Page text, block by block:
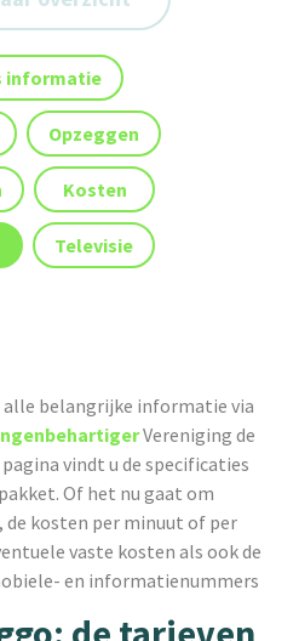
informatie
Opzeggen
Kosten
Televisie
alle belangrijke informatie via
Vereniging de
vindt u de specificaties
Of het nu gaat om
kosten per minuut of per
vaste kosten als ook de
en informatienummers